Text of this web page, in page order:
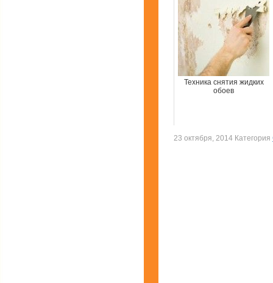
Техника снятия жидких
обоев
23 октября, 2014 Категория